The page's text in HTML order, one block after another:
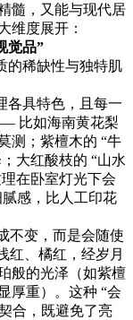
髓，又能与现代居
维度展开：
觉品”
稀缺性与独特肌
具特色，且每一
比如海南黄花梨
测；紫檀木的 “牛
大红酸枝的 “山水
在卧室灯光下会
感，比人工印花
变，而是会随使
红、橘红，经岁月
般的光泽（如紫檀
厚重）。这种 “会
合，既避免了亮